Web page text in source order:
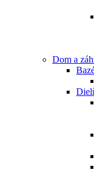
Dom a